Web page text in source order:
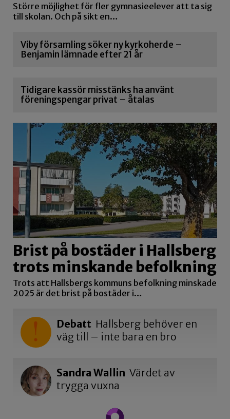
Större möjlighet för fler gymnasieelever att ta sig
till skolan. Och på sikt en…
Viby församling söker ny kyrkoherde –
Benjamin lämnade efter 21 år
Tidigare kassör misstänks ha använt
föreningspengar privat – åtalas
Brist på bostäder i Hallsberg
trots minskande befolkning
Trots att Hallsbergs kommuns befolkning minskade
2025 är det brist på bostäder i…
Debatt Hallsberg behöver en
väg till – inte bara en bro
Sandra Wallin Värdet av
trygga vuxna